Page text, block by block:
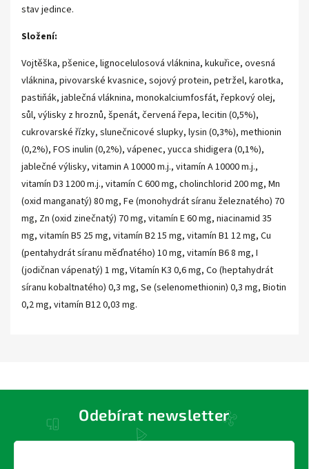
stav jedince.
Složení:
Vojtěška, pšenice, lignocelulosová vláknina, kukuřice, ovesná
vláknina, pivovarské kvasnice, sojový protein, petržel, karotka,
pastiňák, jablečná vláknina, monokalciumfosfát, řepkový olej,
sůl, výlisky z hroznů, špenát, červená řepa, lecitin (0,5%),
cukrovarské řízky, slunečnicové slupky, lysin (0,3%), methionin
(0,2%), FOS inulin (0,2%), vápenec, yucca shidigera (0,1%),
jablečné výlisky, vitamin A 10000 m.j., vitamín A 10000 m.j.,
vitamín D3 1200 m.j., vitamín C 600 mg, cholinchlorid 200 mg, Mn
(oxid manganatý) 80 mg, Fe (monohydrát síranu železnatého) 70
mg, Zn (oxid zinečnatý) 70 mg, vitamín E 60 mg, niacinamid 35
mg, vitamín B5 25 mg, vitamín B2 15 mg, vitamín B1 12 mg, Cu
(pentahydrát síranu měďnatého) 10 mg, vitamín B6 8 mg, I
(jodičnan vápenatý) 1 mg, Vitamín K3 0,6 mg, Co (heptahydrát
síranu kobaltnatého) 0,3 mg, Se (selenomethionin) 0,3 mg, Biotin
0,2 mg, vitamín B12 0,03 mg.
Odebírat newsletter